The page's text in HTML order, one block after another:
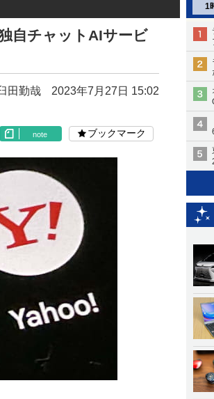
1
自チャットAIサービ
田勤哉 2023年7月27日 15:02
note ブックマーク